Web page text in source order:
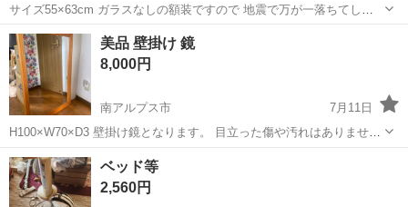
サイズ55×63cm ガラスなしの額装ですので 地震で万が一落ちてしま
ってもガラスがないので 安心です。 この他にも多数出品中です。
山梨 南アルプス市 市川大門駅
大浴場
美品 壁掛け 鏡
8,000円
南アルプス市
7月11日
H100×W70×D3 壁掛け鏡となります。 目立った傷や汚れはありませ
ん。 現品見てからの購入でも可能です。 よろしくお願い致します。
お取引場所 白根ダイソー前
山梨 南アルプス市 ミラー/鏡
ベッド等
2,560円